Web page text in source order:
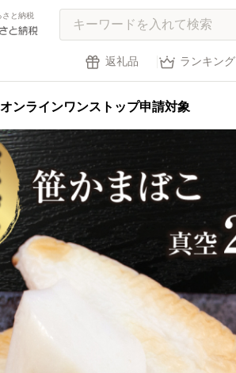
さと納税
返礼品 ランキング
オンラインワンストップ申請対象